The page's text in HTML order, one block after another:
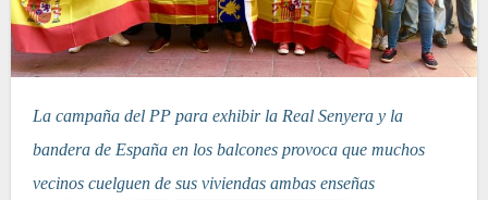
La campaña del PP para exhibir la Real Senyera y la
bandera de España en los balcones provoca que muchos
vecinos cuelguen de sus viviendas ambas enseñas